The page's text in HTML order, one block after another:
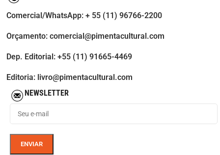
Comercial/WhatsApp: + 55 (11) 96766-2200
Orçamento: comercial@pimentacultural.com
Dep. Editorial: +55 (11) 91665-4469
Editoria: livro@pimentacultural.com
NEWSLETTER